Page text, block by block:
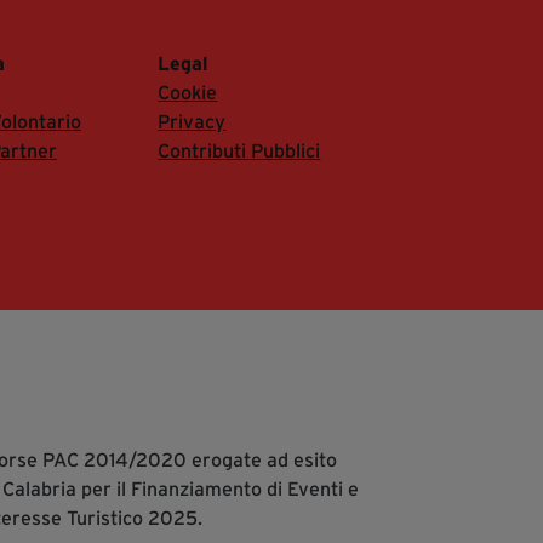
Legal
Cookie
Privacy
Contributi Pubblici
PAC 2014/2020 erogate ad esito
per il Finanziamento di Eventi e
Turistico 2025.